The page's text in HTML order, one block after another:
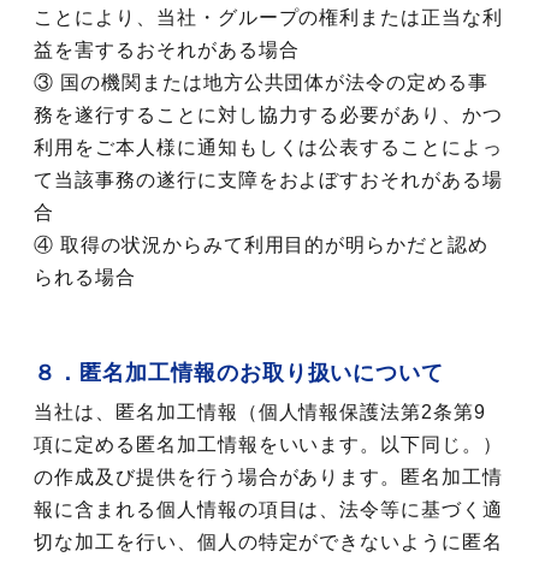
ことにより、当社・グループの権利または正当な利
益を害するおそれがある場合
③ 国の機関または地方公共団体が法令の定める事
務を遂行することに対し協力する必要があり、かつ
利用をご本人様に通知もしくは公表することによっ
て当該事務の遂行に支障をおよぼすおそれがある場
合
④ 取得の状況からみて利用目的が明らかだと認め
られる場合
８．匿名加工情報のお取り扱いについて
当社は、匿名加工情報（個人情報保護法第2条第9
項に定める匿名加工情報をいいます。以下同じ。）
の作成及び提供を行う場合があります。匿名加工情
報に含まれる個人情報の項目は、法令等に基づく適
切な加工を行い、個人の特定ができないように匿名